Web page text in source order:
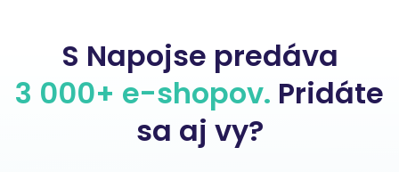
S Napojse predáva
3 000+ e-shopov. Pridáte
sa aj vy?